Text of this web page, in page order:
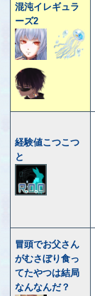
混沌イレギュラ
ーズ2
経験値こつこつ
と
冒頭でお父さん
がむさぼり食っ
てたやつは結局
なんなんだ？